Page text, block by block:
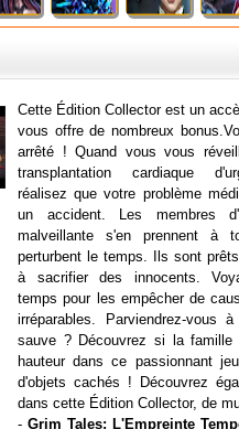
Cette Édition Collector est un
vous offre de nombreux
arrêté ! Quand vous vous
transplantation cardiaque
réalisez que votre problème
un accident. Les membres
malveillante s'en prennent à
perturbent le temps. Ils sont
à sacrifier des innocents.
temps pour les empêcher de
irréparables. Parviendrez-vous
sauve ? Découvrez si la
hauteur dans ce passionnant
d'objets cachés ! Découvrez
dans cette Édition Collector, de
- Grim Tales: L'Empreinte